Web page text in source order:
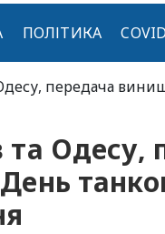
ПОЛІТИКА
передача
та